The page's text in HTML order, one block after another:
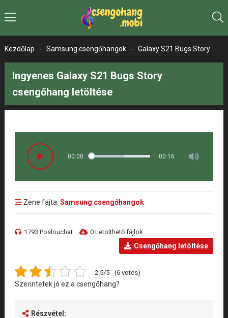
Kezdőlap - Samsung csengőhangok - Galaxy S21 Bugs Story
Ingyenes Galaxy S21 Bugs Story
csengőhang letöltése
00:00 00:16
Zene fajta: Samsung csengőhangok
1793 Poslouchat 0 Letölthető fájlok
Csengőhang letöltése
2.5/5 - (6 votes)
Szerintetek jó ez a csengőhang?
Részvétel: